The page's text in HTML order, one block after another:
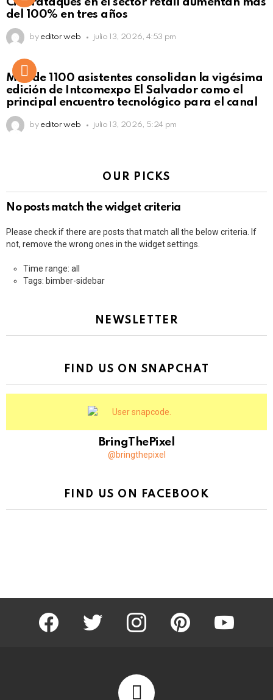
del 100% en tres años
by editor web julio 13, 2026, 4:53 pm
Más de 1100 asistentes consolidan la vigésima
edición de Intcomexpo El Salvador como el
principal encuentro tecnológico para el canal
by editor web julio 13, 2026, 5:24 pm
OUR PICKS
No posts match the widget criteria
Please check if there are posts that match all the below criteria. If
not, remove the wrong ones in the widget settings.
Time range: all
Tags: bimber-sidebar
NEWSLETTER
FIND US ON SNAPCHAT
BringThePixel
@bringthepixel
FIND US ON FACEBOOK
facebook twitter instagram pinterest youtube